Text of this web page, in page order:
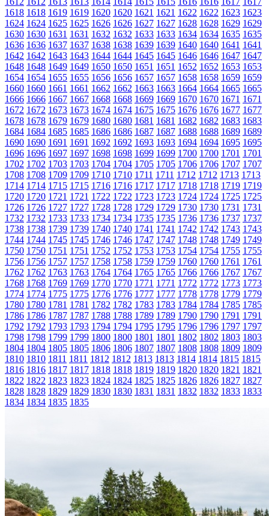
1618 1618 1619 1619 1620 1620 1621 1621 1622 1622 1623 1623
1624 1624 1625 1625 1626 1626 1627 1627 1628 1628 1629 1629
1630 1630 1631 1631 1632 1632 1633 1633 1634 1634 1635 1635
1636 1636 1637 1637 1638 1638 1639 1639 1640 1640 1641 1641
1642 1642 1643 1643 1644 1644 1645 1645 1646 1646 1647 1647
1648 1648 1649 1649 1650 1650 1651 1651 1652 1652 1653 1653
1654 1654 1655 1655 1656 1656 1657 1657 1658 1658 1659 1659
1660 1660 1661 1661 1662 1662 1663 1663 1664 1664 1665 1665
1666 1666 1667 1667 1668 1668 1669 1669 1670 1670 1671 1671
1672 1672 1673 1673 1674 1674 1675 1675 1676 1676 1677 1677
1678 1678 1679 1679 1680 1680 1681 1681 1682 1682 1683 1683
1684 1684 1685 1685 1686 1686 1687 1687 1688 1688 1689 1689
1690 1690 1691 1691 1692 1692 1693 1693 1694 1694 1695 1695
1696 1696 1697 1697 1698 1698 1699 1699 1700 1700 1701 1701
1702 1702 1703 1703 1704 1704 1705 1705 1706 1706 1707 1707
1708 1708 1709 1709 1710 1710 1711 1711 1712 1712 1713 1713
1714 1714 1715 1715 1716 1716 1717 1717 1718 1718 1719 1719
1720 1720 1721 1721 1722 1722 1723 1723 1724 1724 1725 1725
1726 1726 1727 1727 1728 1728 1729 1729 1730 1730 1731 1731
1732 1732 1733 1733 1734 1734 1735 1735 1736 1736 1737 1737
1738 1738 1739 1739 1740 1740 1741 1741 1742 1742 1743 1743
1744 1744 1745 1745 1746 1746 1747 1747 1748 1748 1749 1749
1750 1750 1751 1751 1752 1752 1753 1753 1754 1754 1755 1755
1756 1756 1757 1757 1758 1758 1759 1759 1760 1760 1761 1761
1762 1762 1763 1763 1764 1764 1765 1765 1766 1766 1767 1767
1768 1768 1769 1769 1770 1770 1771 1771 1772 1772 1773 1773
1774 1774 1775 1775 1776 1776 1777 1777 1778 1778 1779 1779
1780 1780 1781 1781 1782 1782 1783 1783 1784 1784 1785 1785
1786 1786 1787 1787 1788 1788 1789 1789 1790 1790 1791 1791
1792 1792 1793 1793 1794 1794 1795 1795 1796 1796 1797 1797
1798 1798 1799 1799 1800 1800 1801 1801 1802 1802 1803 1803
1804 1804 1805 1805 1806 1806 1807 1807 1808 1808 1809 1809
1810 1810 1811 1811 1812 1812 1813 1813 1814 1814 1815 1815
1816 1816 1817 1817 1818 1818 1819 1819 1820 1820 1821 1821
1822 1822 1823 1823 1824 1824 1825 1825 1826 1826 1827 1827
1828 1828 1829 1829 1830 1830 1831 1831 1832 1832 1833 1833
1834 1834 1835 1835